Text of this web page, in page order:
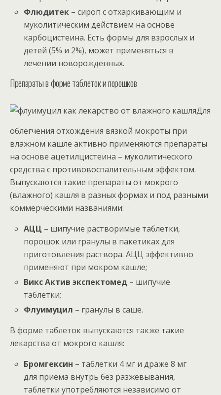
Флюдитек – сироп с отхаркивающим и
муколитическим действием на основе
карбоцистеина. Есть формы для взрослых и
детей (5% и 2%), может применяться в
лечении новорожденных.
Препараты в форме таблеток и порошков
Для
облегчения отхождения вязкой мокроты при
влажном кашле активно применяются препараты
на основе ацетилцистеина – муколитического
средства с противовоспалительным эффектом.
Выпускаются такие препараты от мокрого
(влажного) кашля в разных формах и под разными
коммерческими названиями:
АЦЦ – шипучие растворимые таблетки,
порошок или гранулы в пакетиках для
приготовления раствора. АЦЦ эффективно
применяют при мокром кашле;
Викс Актив экспектомед – шипучие
таблетки;
Флуимуцил – гранулы в саше.
В форме таблеток выпускаются также такие
лекарства от мокрого кашля:
Бромгексин – таблетки 4 мг и драже 8 мг
для приема внутрь без разжевывания,
таблетки употребляются независимо от